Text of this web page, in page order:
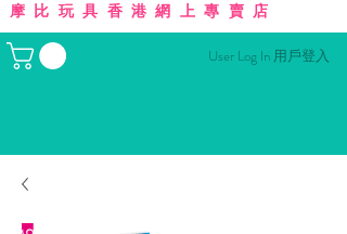
摩比玩具香港網上專賣店
User Log In 用戶登入